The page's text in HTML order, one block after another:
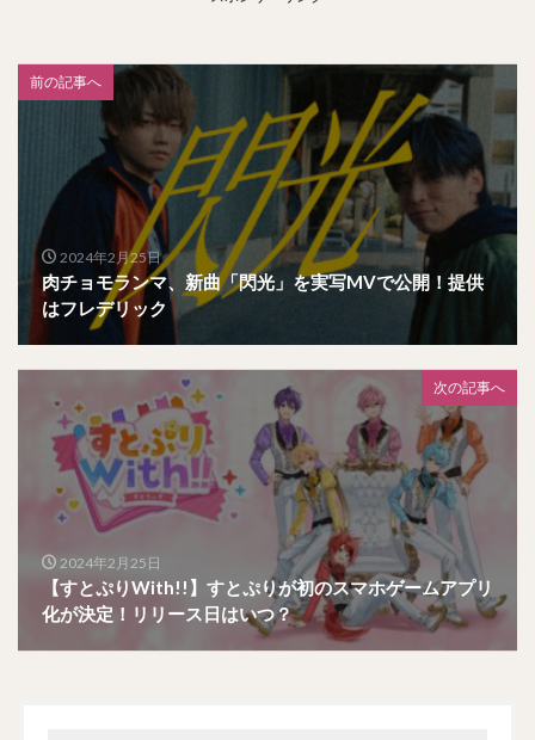
前の記事へ
2024年2月25日
肉チョモランマ、新曲「閃光」を実写MVで公開！提供
はフレデリック
次の記事へ
2024年2月25日
【すとぷりWith!!】すとぷりが初のスマホゲームアプリ
化が決定！リリース日はいつ？